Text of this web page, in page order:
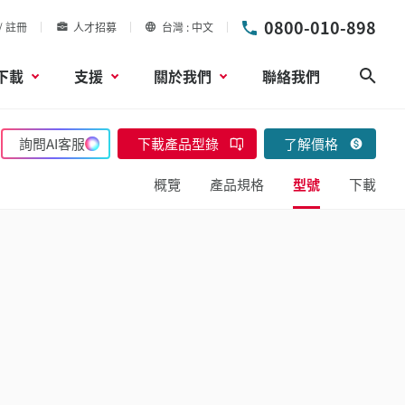
註冊 人才招募 台灣 中文 0800-010-898
載 支援 關於我們 聯絡我們
詢問AI客服 下載產品型錄 了解價格
概覽 產品規格 型號 下載